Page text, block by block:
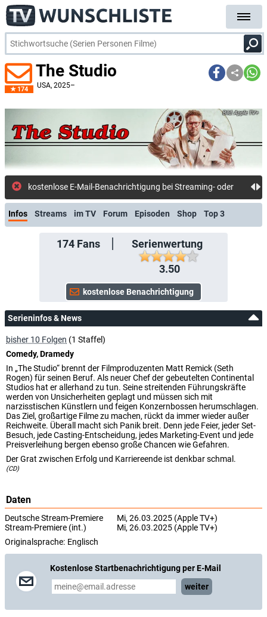
174
The Studio
USA, 2025–
Apple TV+
Infos Streams im TV Forum Episoden Shop Top 3
174Fans
Serienwertung
3.50
Serieninfos & News
bisher 10 Folgen (1 Staffel)
Comedy, Dramedy
In „The Studio“ brennt der Filmproduzenten Matt Remick (Seth
Rogen) für seinen Beruf. Als neuer Chef der gebeutelten Continental
Studios hat er allerhand zu tun. Seine streitenden Führungskräfte
werden von Unsicherheiten geplagt und müssen sich mit
narzisstischen Künstlern und feigen Konzernbossen herumschlagen.
Das Ziel, großartige Filme zu machen, rückt da immer wieder außer
Reichweite. Überall macht sich Panik breit. Denn jede Feier, jeder Set-
Besuch, jede Casting-Entscheidung, jedes Marketing-Event und jede
Preisverleihung bergen ebenso große Chancen wie Gefahren.
Der Grat zwischen Erfolg und Karriereende ist denkbar schmal.
(CD)
Daten
Deutsche Stream-Premiere
Mi, 26.03.2025 (Apple TV+)
Stream-Premiere (int.)
Mi, 26.03.2025 (Apple TV+)
Originalsprache: Englisch
Kostenlose Startbenachrichtigung per E-Mail
weiter